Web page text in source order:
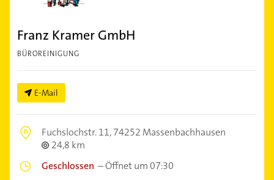
Franz Kramer GmbH
BÜROREINIGUNG
E-Mail
Fuchslochstr. 11,74252 Massenbachhausen
24,8 km
Geschlossen –Öffnet um 07:30